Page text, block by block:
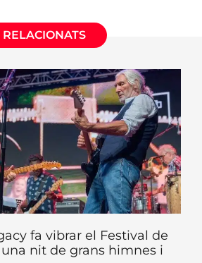
RELACIONATS
fa vibrar el Festival de
nit de grans himnes i